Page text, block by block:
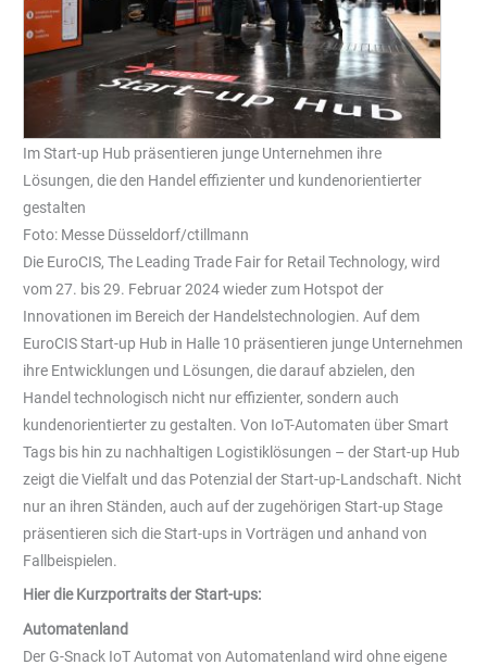
Im Start-up Hub präsentieren junge Unternehmen ihre
Lösungen, die den Handel effizienter und kundenorientierter
gestalten
Foto: Messe Düsseldorf/ctillmann
Die EuroCIS, The Leading Trade Fair for Retail Technology, wird
vom 27. bis 29. Februar 2024 wieder zum Hotspot der
Innovationen im Bereich der Handelstechnologien. Auf dem
EuroCIS Start-up Hub in Halle 10 präsentieren junge Unternehmen
ihre Entwicklungen und Lösungen, die darauf abzielen, den
Handel technologisch nicht nur effizienter, sondern auch
kundenorientierter zu gestalten. Von IoT-Automaten über Smart
Tags bis hin zu nachhaltigen Logistiklösungen – der Start-up Hub
zeigt die Vielfalt und das Potenzial der Start-up-Landschaft. Nicht
nur an ihren Ständen, auch auf der zugehörigen Start-up Stage
präsentieren sich die Start-ups in Vorträgen und anhand von
Fallbeispielen.
Hier die Kurzportraits der Start-ups:
Automatenland
Der G-Snack IoT Automat von Automatenland wird ohne eigene